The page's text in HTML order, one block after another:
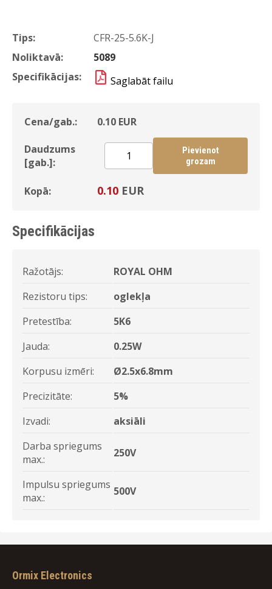
Tips:
CFR-25-5.6K-J
Noliktavā:
5089
Specifikācijas:
Saglabāt failu
Cena/gab.: 0.10 EUR
Daudzums
[gab.]:
Pievienot
grozam
Kopā: 0.10 EUR
Specifikācijas
Ražotājs:
ROYAL OHM
Rezistoru tips:
oglekļa
Pretestība:
5K6
Jauda:
0.25W
Korpusu izmēri:
Ø2.5x6.8mm
Precizitāte:
5%
Izvadi:
aksiāli
Darba spriegums
max.:
250V
Impulsu spriegums
max.:
500V
Ormix Electronics